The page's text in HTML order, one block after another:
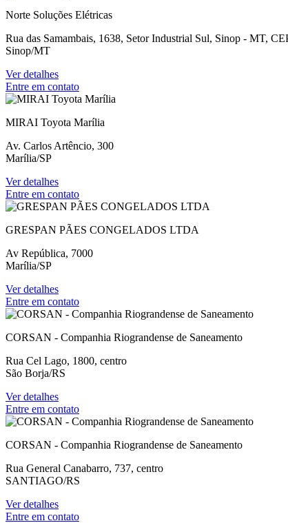
Norte Soluções Elétricas
Rua das Samambais, 1638, Setor Industrial Sul, Sinop - MT,
Sinop/MT
Ver detalhes
Entre em contato
MIRAI Toyota Marília
Av. Carlos Artêncio, 300
Marília/SP
Ver detalhes
Entre em contato
GRESPAN PÃES CONGELADOS LTDA
Av República, 7000
Marília/SP
Ver detalhes
Entre em contato
CORSAN - Companhia Riograndense de Saneamento
Rua Cel Lago, 1800, centro
São Borja/RS
Ver detalhes
Entre em contato
CORSAN - Companhia Riograndense de Saneamento
Rua General Canabarro, 737, centro
SANTIAGO/RS
Ver detalhes
Entre em contato